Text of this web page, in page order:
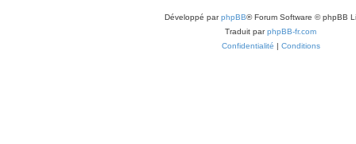
Développé parphpBB® Forum Software © phpBB
Traduit parphpBB-fr.com
Confidentialité | Conditions